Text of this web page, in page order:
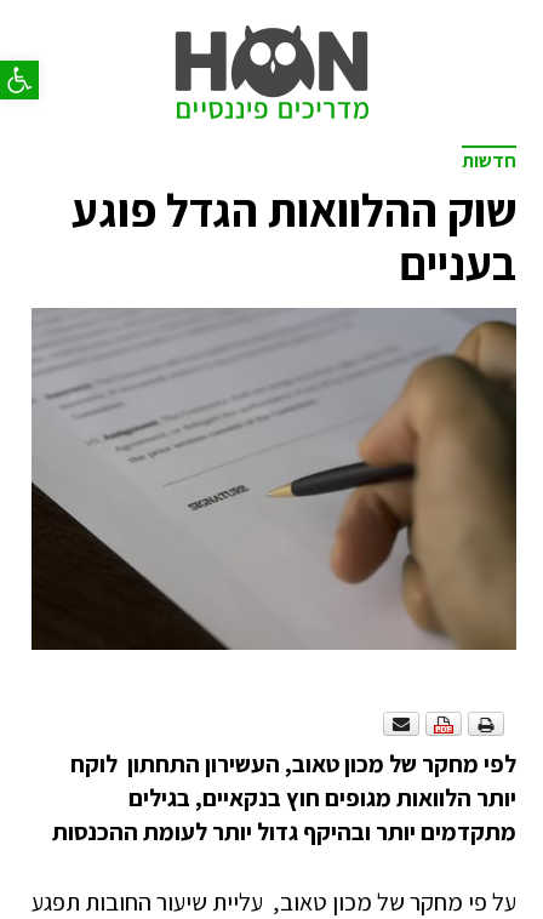
פתח
חדשות
שוק ההלוואות הגדל פוגע
בעניים
לפי מחקר של מכון טאוב, העשירון התחתון לוקח
יותר הלוואות מגופים חוץ בנקאיים, בגילים
מתקדמים יותר ובהיקף גדול יותר לעומת ההכנסות
על פי מחקר של מכון טאוב, עליית שיעור החובות תפגע